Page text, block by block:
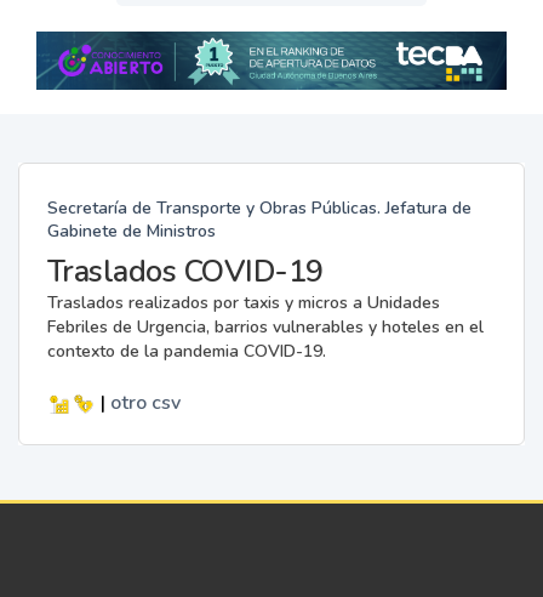
Secretaría de Transporte y Obras Públicas. Jefatura de
Gabinete de Ministros
Traslados COVID-19
Traslados realizados por taxis y micros a Unidades
Febriles de Urgencia, barrios vulnerables y hoteles en el
contexto de la pandemia COVID-19.
| otro csv